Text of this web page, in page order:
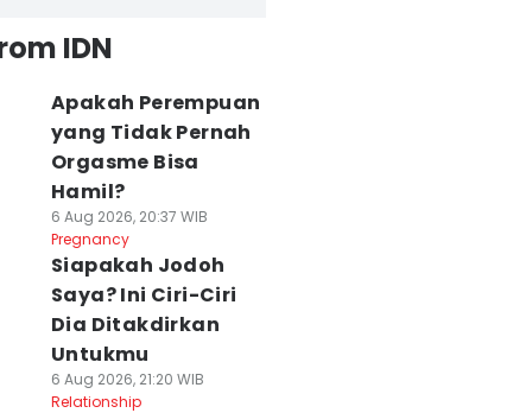
IDN
Apakah Perempuan
yang Tidak Pernah
Orgasme Bisa
Hamil?
6 Aug 2026, 20:37 WIB
Pregnancy
Siapakah Jodoh
Saya? Ini Ciri-Ciri
Dia Ditakdirkan
Untukmu
6 Aug 2026, 21:20 WIB
Relationship